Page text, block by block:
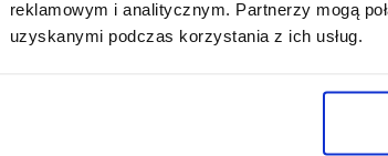
reklamowym i analitycznym. Partnerzy mogą
uzyskanymi podczas korzystania z ich usług.